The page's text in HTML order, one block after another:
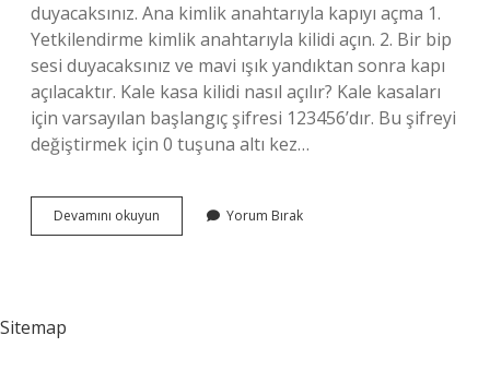
duyacaksınız. Ana kimlik anahtarıyla kapıyı açma 1.
Yetkilendirme kimlik anahtarıyla kilidi açın. 2. Bir bip
sesi duyacaksınız ve mavi ışık yandıktan sonra kapı
açılacaktır. Kale kasa kilidi nasıl açılır? Kale kasaları
için varsayılan başlangıç ​​şifresi 123456’dır. Bu şifreyi
değiştirmek için 0 tuşuna altı kez…
Devamını okuyun
Şifreli
Yorum Bırak
Sitemap